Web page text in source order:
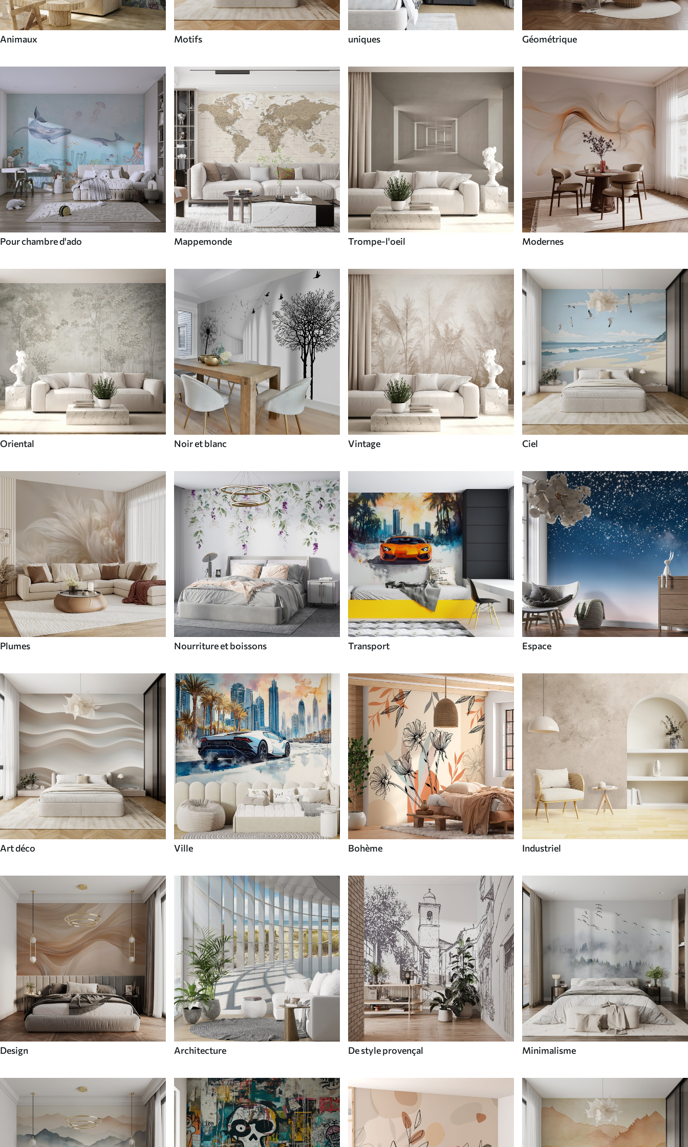
Animaux Motifs uniques Géométrique
Pour chambre d'ado Mappemonde Trompe-l'oeil Modernes
Oriental Noir et blanc Vintage Ciel
Plumes Nourriture et boissons Transport Espace
Art déco Ville Bohème Industriel
Design Architecture De style provençal Minimalisme